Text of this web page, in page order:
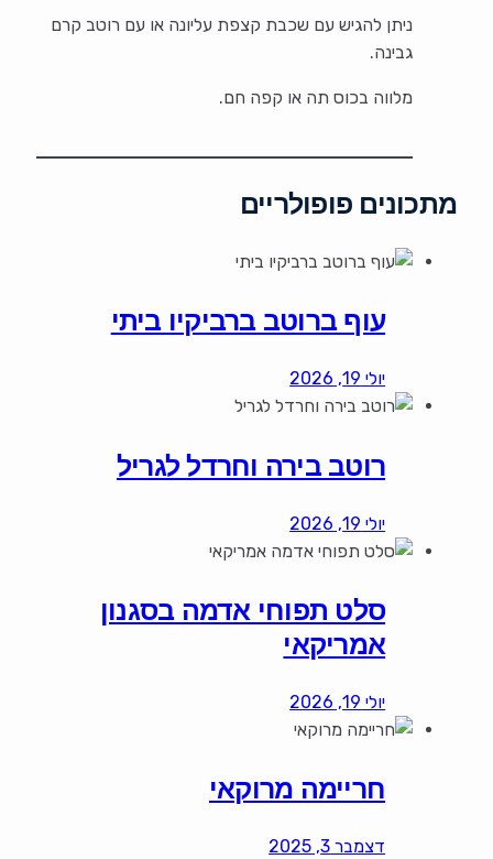
ניתן להגיש עם שכבת קצפת עליונה או עם רוטב קרם
גבינה.
מלווה בכוס תה או קפה חם.
מתכונים פופולריים
עוף ברוטב ברביקיו ביתי
יולי 19, 2026
רוטב בירה וחרדל לגריל
יולי 19, 2026
סלט תפוחי אדמה בסגנון
אמריקאי
יולי 19, 2026
חריימה מרוקאי
דצמבר 3, 2025